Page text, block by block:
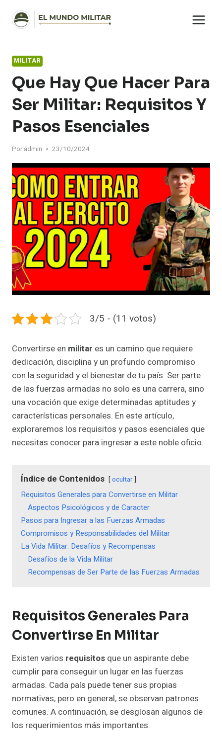
contenido
MILITAR
Que Hay Que Hacer Para
Ser Militar: Requisitos Y
Pasos Esenciales
Por admin 23/10/2024
3/5 - (11 votos)
Convertirse en militar es un camino que requiere
dedicación, disciplina y un profundo compromiso
con la seguridad y el bienestar de tu país. Ser parte
de las fuerzas armadas no solo es una carrera, sino
una vocación que exige determinadas aptitudes y
características personales. En este artículo,
exploraremos los requisitos y pasos esenciales que
necesitas conocer para ingresar a este noble oficio.
Índice de Contenidos ocultar
Requisitos Generales para Convertirse en Militar
Aspectos Psicológicos y de Caracter
Pasos para Ingresar a las Fuerzas Armadas
Compromisos y Responsabilidades del Militar
La Vida Militar: Desafíos y Recompensas
Desafíos de la Vida Militar
Recompensas de Ser Parte de las Fuerzas Armadas
Requisitos Generales Para
Convertirse En Militar
Existen varios requisitos que un aspirante debe
cumplir para conseguir un lugar en las fuerzas
armadas. Cada país puede tener sus propias
normativas, pero en general, se observan patrones
comunes. A continuación, se desglosan algunos de
los requerimientos más importantes: